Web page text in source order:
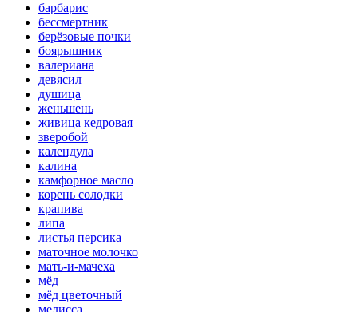
барбарис
бессмертник
берёзовые почки
боярышник
валериана
девясил
душица
женьшень
живица кедровая
зверобой
календула
калина
камфорное масло
корень солодки
крапива
липа
листья персика
маточное молочко
мать-и-мачеха
мёд
мёд цветочный
мелисса